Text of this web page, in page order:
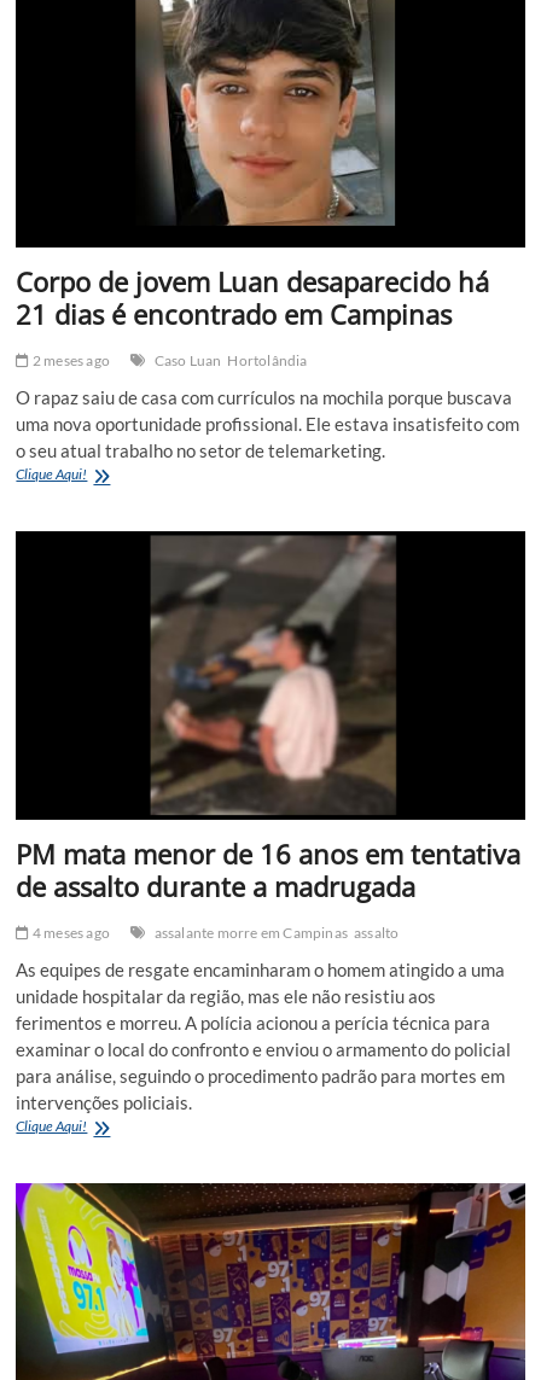
Corpo de jovem Luan desaparecido há
21 dias é encontrado em Campinas
2 meses ago Caso Luan Hortolândia
O rapaz saiu de casa com currículos na mochila porque buscava
uma nova oportunidade profissional. Ele estava insatisfeito com
o seu atual trabalho no setor de telemarketing.
Clique Aqui! Corpo
PM mata menor de 16 anos em tentativa
de assalto durante a madrugada
4 meses ago assalante morre em Campinas assalto
As equipes de resgate encaminharam o homem atingido a uma
unidade hospitalar da região, mas ele não resistiu aos
ferimentos e morreu. A polícia acionou a perícia técnica para
examinar o local do confronto e enviou o armamento do policial
para análise, seguindo o procedimento padrão para mortes em
intervenções policiais.
Clique Aqui! PM
de
16
anos
em
tentativa
de
assalto
durante
a